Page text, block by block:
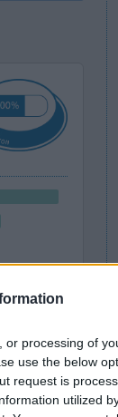
or processing of
use the below
request is
utilized
Dans
réactions